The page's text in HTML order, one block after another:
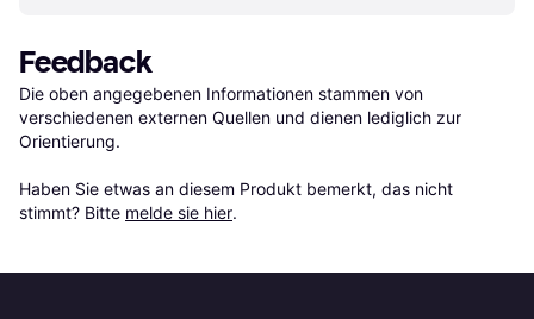
Feedback
Die oben angegebenen Informationen stammen von
verschiedenen externen Quellen und dienen lediglich zur
Orientierung.
Haben Sie etwas an diesem Produkt bemerkt, das nicht
stimmt? Bitte melde sie hier.